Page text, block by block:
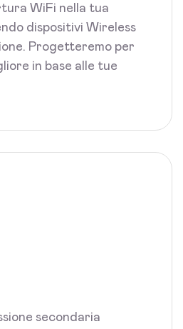
WiFi nella tua
dispositivi Wireless
Progetteremo per
in base alle tue
secondaria